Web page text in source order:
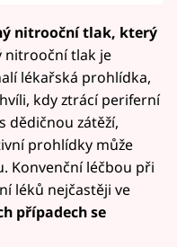
nitrooční tlak, který
nitrooční tlak je
lékařská prohlídka,
kdy ztrácí periferní
dědičnou zátěží,
prohlídky může
Konvenční léčbou při
léků nejčastěji ve
případech se